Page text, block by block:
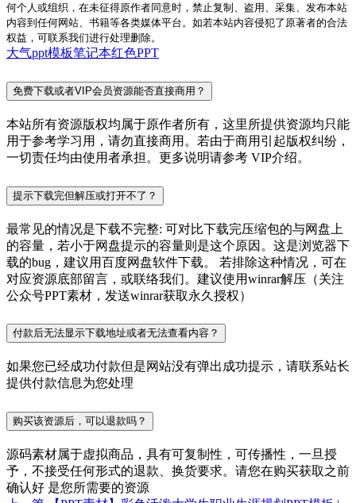
何个人或组织，在未征得原作者同意时，禁止复制、盗用、采集、发布本站
内容到任何网站、书籍等各类媒体平台。如若本站内容侵犯了原著者的合法
权益，可联系我们进行处理删除。
大气ppt模板笔记本红色PPT
免费下载或者VIP会员资源能否直接商用？
本站所有资源版权均属于原作者所有，这里所提供资源均只能
用于参考学习用，请勿直接商用。若由于商用引起版权纠纷，
一切责任均由使用者承担。更多说明请参考 VIP介绍。
提示下载完但解压或打开不了？
最常见的情况是下载不完整: 可对比下载完压缩包的与网盘上
的容量，若小于网盘提示的容量则是这个原因。这是浏览器下
载的bug，建议用百度网盘软件下载。 若排除这种情况，可在
对应资源底部留言，或联络我们。建议使用winrar解压（关注
公众号PPT素材，发送winrar获取永久授权）
付款后无法显示下载地址或者无法查看内容？
如果您已经成功付款但是网站没有弹出成功提示，请联系站长
提供付款信息为您处理
购买该资源后，可以退款吗？
源码素材属于虚拟商品，具有可复制性，可传播性，一旦授
予，不接受任何形式的退款、换货要求。请您在购买获取之前
确认好 是您所需要的资源